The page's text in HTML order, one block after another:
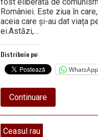
României. Este ziua în
aceia care și-au dat viața
ei.Astăzi,…
Distribuie pe:
WhatsApp
Continuareabout
Veșnică
cinstire
Ceasul rau